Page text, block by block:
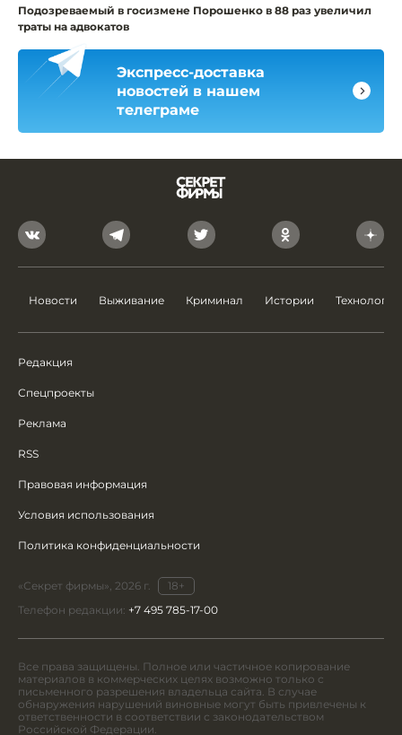
Подозреваемый в госизмене Порошенко в 88 раз увеличил
траты на адвокатов
Экспресс-доставка
новостей в нашем
телеграме
Новости Выживание Криминал Истории Технологии
Редакция
Спецпроекты
Реклама
RSS
Правовая информация
Условия использования
Политика конфиденциальности
«Секрет фирмы», 2026 г.
18+
Телефон редакции: +7 495 785-17-00
Все права защищены. Полное или частичное копирование
материалов в коммерческих целях возможно только с
письменного разрешения владельца сайта. В случае
обнаружения нарушений виновные могут быть привлечены к
ответственности в соответствии с законодательством
Российской Федерации.